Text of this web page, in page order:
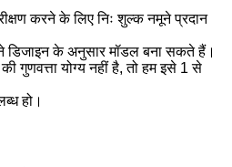
करने के लिए निः शुल्क नमूने प्रदान
डिजाइन के अनुसार मॉडल बना सकते हैं।
गुणवत्ता योग्य नहीं है, तो हम इसे 1 से
हो।